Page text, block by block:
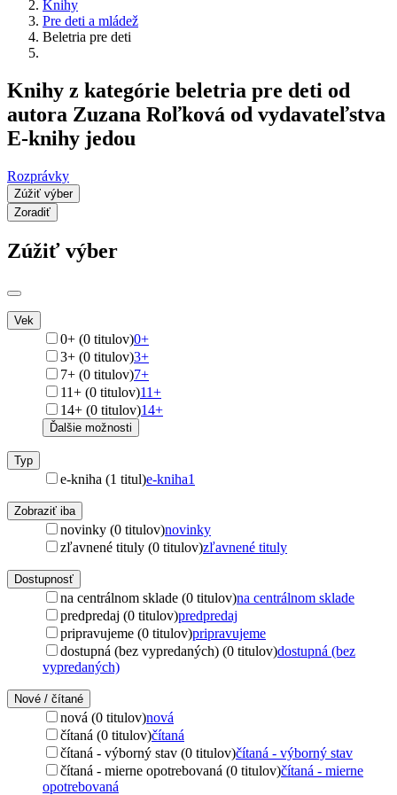
Knihy
Pre deti a mládež
Beletria pre deti
Knihy z kategórie beletria pre deti od
autora Zuzana Roľková od vydavateľstva
E-knihy jedou
Rozprávky
Zúžiť výber
Zoradiť
Zúžiť výber
Vek
0+ (0 titulov)0+
3+ (0 titulov)3+
7+ (0 titulov)7+
11+ (0 titulov)11+
14+ (0 titulov)14+
Ďalšie možnosti
Typ
e-kniha (1 titul)e-kniha1
Zobraziť iba
novinky (0 titulov)novinky
zľavnené tituly (0 titulov)zľavnené tituly
Dostupnosť
na centrálnom sklade (0 titulov)na centrálnom sklade
predpredaj (0 titulov)predpredaj
pripravujeme (0 titulov)pripravujeme
dostupná (bez vypredaných) (0 titulov)dostupná (bez
vypredaných)
Nové / čítané
nová (0 titulov)nová
čítaná (0 titulov)čítaná
čítaná - výborný stav (0 titulov)čítaná - výborný stav
čítaná - mierne opotrebovaná (0 titulov)čítaná - mierne
opotrebovaná